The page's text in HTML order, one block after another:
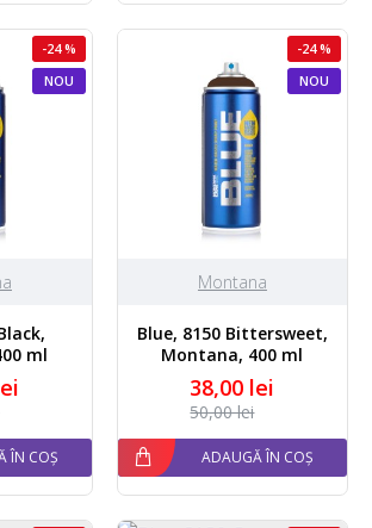
NOU
-24 %
ml
ÎN COȘ
NOU
-24 %
Montana
Blue, 8150 Bittersweet,
Montana, 400 ml
38,00 lei
50,00 lei
ADAUGĂ ÎN COȘ